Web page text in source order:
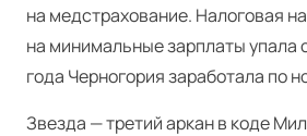
на медстрахование. Налоговая
на минимальные зарплаты упала
года Черногория заработала по
Звезда — третий аркан в коде